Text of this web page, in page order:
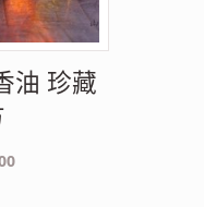
油 珍藏